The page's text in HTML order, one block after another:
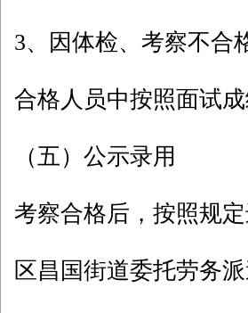
3、因体检、考察不合
合格人员中按照面试
（五）公示录用
考察合格后，按照规
区昌国街道委托劳务